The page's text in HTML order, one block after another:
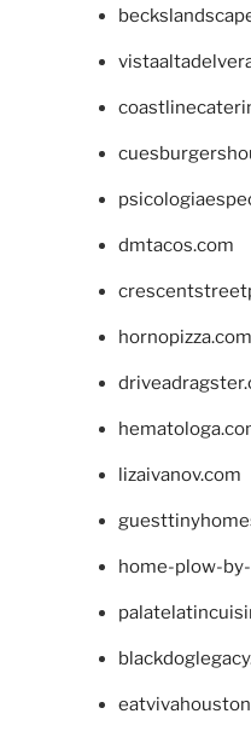
dmtacos.com
hornopizza.com
lizaivanov.com
home-plow-